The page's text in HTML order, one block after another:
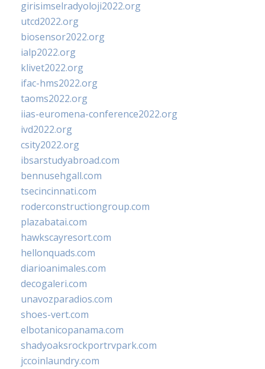
girisimselradyoloji2022.org
utcd2022.org
biosensor2022.org
ialp2022.org
klivet2022.org
ifac-hms2022.org
taoms2022.org
iias-euromena-conference2022.org
ivd2022.org
csity2022.org
ibsarstudyabroad.com
bennusehgall.com
tsecincinnati.com
roderconstructiongroup.com
plazabatai.com
hawkscayresort.com
hellonquads.com
diarioanimales.com
decogaleri.com
unavozparadios.com
shoes-vert.com
elbotanicopanama.com
shadyoaksrockportrvpark.com
jccoinlaundry.com